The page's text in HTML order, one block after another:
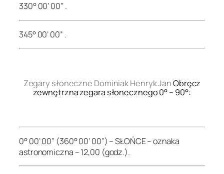
330° 00’ 00” .
345° 00’ 00” .
Zegary słoneczne Dominiak Henryk JanObręcz
zewnętrzna zegara słonecznego 0° – 90°:
0° 00’ 00” (360° 00’ 00”) – SŁOŃCE – oznaka
astronomiczna – 12,00 (godz.).